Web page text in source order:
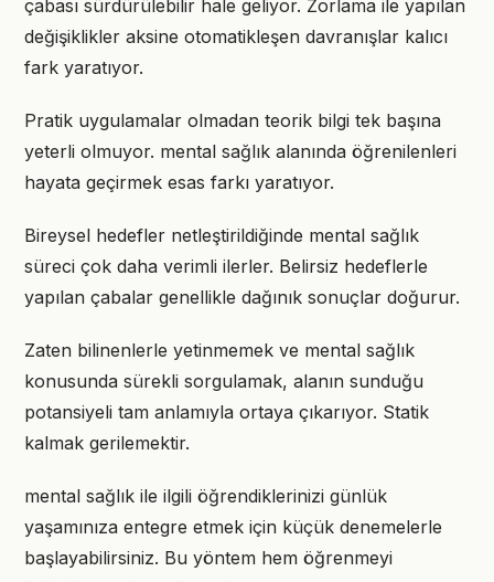
çabası sürdürülebilir hale geliyor. Zorlama ile yapılan
değişiklikler aksine otomatikleşen davranışlar kalıcı
fark yaratıyor.
Pratik uygulamalar olmadan teorik bilgi tek başına
yeterli olmuyor. mental sağlık alanında öğrenilenleri
hayata geçirmek esas farkı yaratıyor.
Bireysel hedefler netleştirildiğinde mental sağlık
süreci çok daha verimli ilerler. Belirsiz hedeflerle
yapılan çabalar genellikle dağınık sonuçlar doğurur.
Zaten bilinenlerle yetinmemek ve mental sağlık
konusunda sürekli sorgulamak, alanın sunduğu
potansiyeli tam anlamıyla ortaya çıkarıyor. Statik
kalmak gerilemektir.
mental sağlık ile ilgili öğrendiklerinizi günlük
yaşamınıza entegre etmek için küçük denemelerle
başlayabilirsiniz. Bu yöntem hem öğrenmeyi